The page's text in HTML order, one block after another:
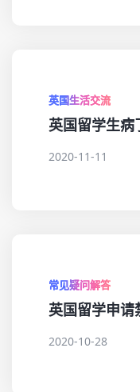
英国生活交流
英国留学生
2020-11-11
常见疑问解答
英国留学申请
2020-10-28